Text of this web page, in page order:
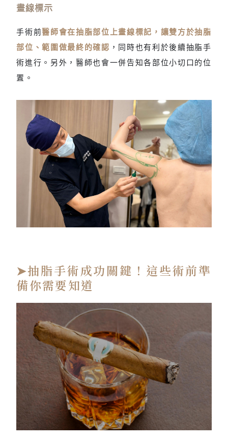
術前量測體重、體脂、圍寬數據
畫線標示
手術前醫師會在抽脂部位上畫線標記，讓雙方於抽脂
部位、範圍做最終的確認 ，同時也有利於後續抽脂手
術進行。另外，醫師也會一併告知各部位小切口的位
置。
➤抽脂手術成功關鍵！這些術前準
備你需要知道